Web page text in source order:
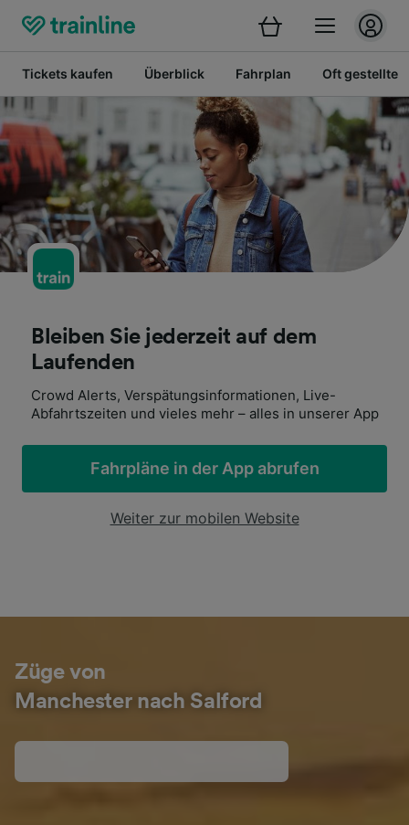
Tickets kaufen Überblick Fahrplan Oft gestellte
Bleiben Sie jederzeit auf dem
Laufenden
Crowd Alerts, Verspätungsinformationen, Live-
Abfahrtszeiten und vieles mehr – alles in unserer App
Fahrpläne in der App abrufen
Weiter zur mobilen Website
Züge von
Manchester nach Salford